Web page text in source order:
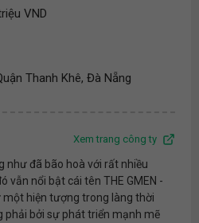
VND
Thanh Khê, Đà Nẵng
Xem trang công ty
đã bão hoà với rất nhiều
vẫn nổi bật cái tên THE GMEN -
hiện tượng trong làng thời
phải bởi sự phát triển mạnh mẽ